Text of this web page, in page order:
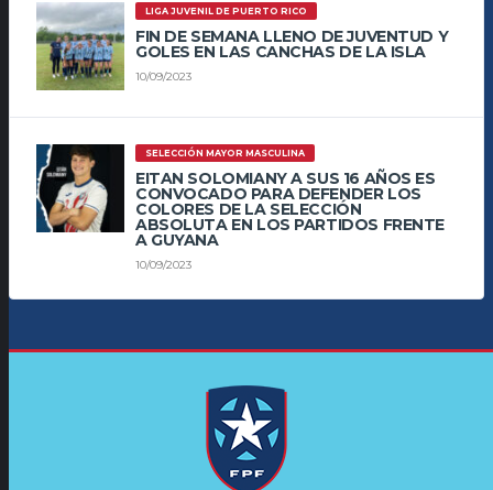
LIGA JUVENIL DE PUERTO RICO
FIN DE SEMANA LLENO DE JUVENTUD Y
GOLES EN LAS CANCHAS DE LA ISLA
10/09/2023
SELECCIÓN MAYOR MASCULINA
EITAN SOLOMIANY A SUS 16 AÑOS ES
CONVOCADO PARA DEFENDER LOS
COLORES DE LA SELECCIÓN
ABSOLUTA EN LOS PARTIDOS FRENTE
A GUYANA
10/09/2023